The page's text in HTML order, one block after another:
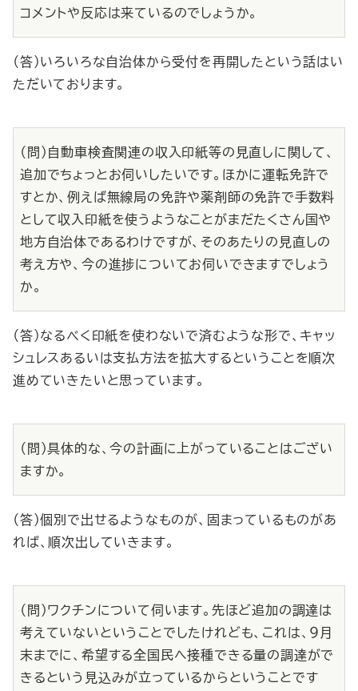
コメントや反応は来ているのでしょうか。
（答）いろいろな自治体から受付を再開したという話はい
ただいております。
（問）自動車検査関連の収入印紙等の見直しに関して、
追加でちょっとお伺いしたいです。ほかに運転免許で
すとか、例えば無線局の免許や薬剤師の免許で手数料
として収入印紙を使うようなことがまだたくさん国や
地方自治体であるわけですが、そのあたりの見直しの
考え方や、今の進捗についてお伺いできますでしょう
か。
（答）なるべく印紙を使わないで済むような形で、キャッ
シュレスあるいは支払方法を拡大するということを順次
進めていきたいと思っています。
（問）具体的な、今の計画に上がっていることはござい
ますか。
（答）個別で出せるようなものが、固まっているものがあ
れば、順次出していきます。
（問）ワクチンについて伺います。先ほど追加の調達は
考えていないということでしたけれども、これは、９月
末までに、希望する全国民へ接種できる量の調達がで
きるという見込みが立っているからということです